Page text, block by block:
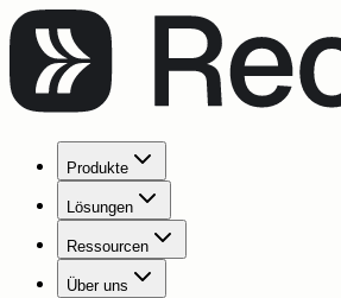
Produkte
Lösungen
Ressourcen
Über uns